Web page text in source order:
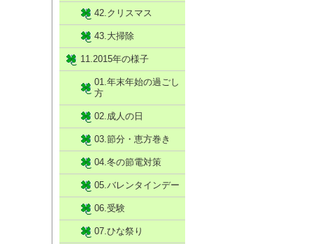
42.クリスマス
43.大掃除
11.2015年の様子
01.年末年始の過ごし
方
02.成人の日
03.節分・恵方巻き
04.冬の節電対策
05.バレンタインデー
06.受験
07.ひな祭り